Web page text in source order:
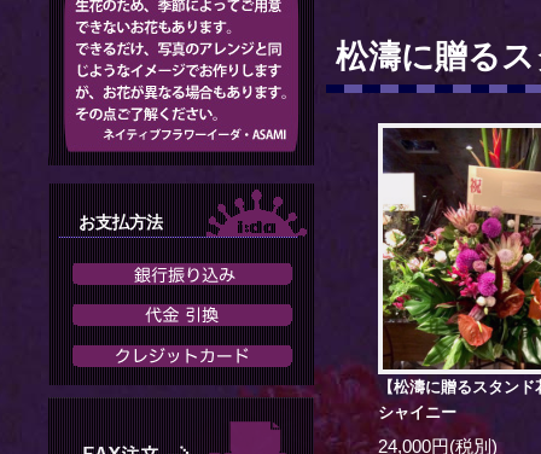
松濤に贈る
【松濤に贈るスタンド
シャイニー
24,000円(税別)
お支払方法